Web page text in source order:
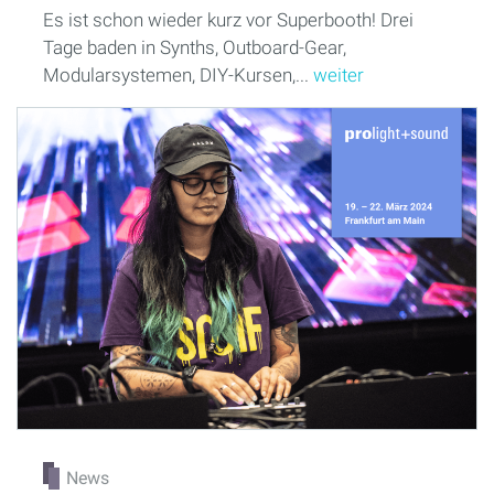
Es ist schon wieder kurz vor Superbooth! Drei
Tage baden in Synths, Outboard-Gear,
Modularsystemen, DIY-Kursen,... weiter
News